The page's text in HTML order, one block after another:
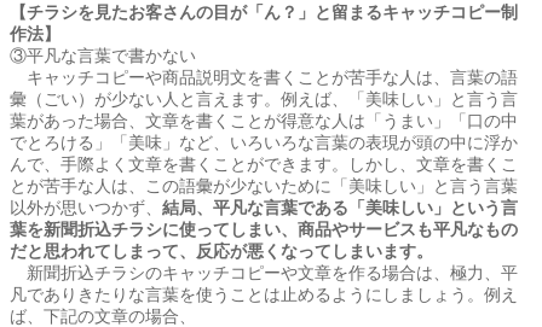
【チラシを見たお客さんの目が「ん？」と留まるキャッチコピー制
作法】
③平凡な言葉で書かない
キャッチコピーや商品説明文を書くことが苦手な人は、言葉の語
彙（ごい）が少ない人と言えます。例えば、「美味しい」と言う言
葉があった場合、文章を書くことが得意な人は「うまい」「口の中
でとろける」「美味」など、いろいろな言葉の表現が頭の中に浮か
んで、手際よく文章を書くことができます。しかし、文章を書くこ
とが苦手な人は、この語彙が少ないために「美味しい」と言う言葉
以外が思いつかず、 結局、平凡な言葉である「美味しい」という言
葉を新聞折込チラシに使ってしまい、商品やサービスも平凡なもの
だと思われてしまって、反応が悪くなってしまいます。
新聞折込チラシのキャッチコピーや文章を作る場合は、極力、平
凡でありきたりな言葉を使うことは止めるようにしましょう。例え
ば、下記の文章の場合、